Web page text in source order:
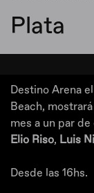
Plata
Destino Arena
Beach,
mes a un par
Elio Riso, Luis
Desde las 16hs.